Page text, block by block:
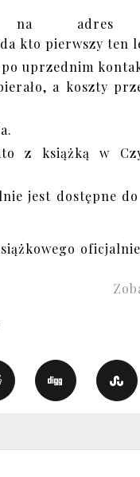
na adres
kto pierwszy ten
uprzednim
a koszty
z książką w
jest dostępne
oficjalnie